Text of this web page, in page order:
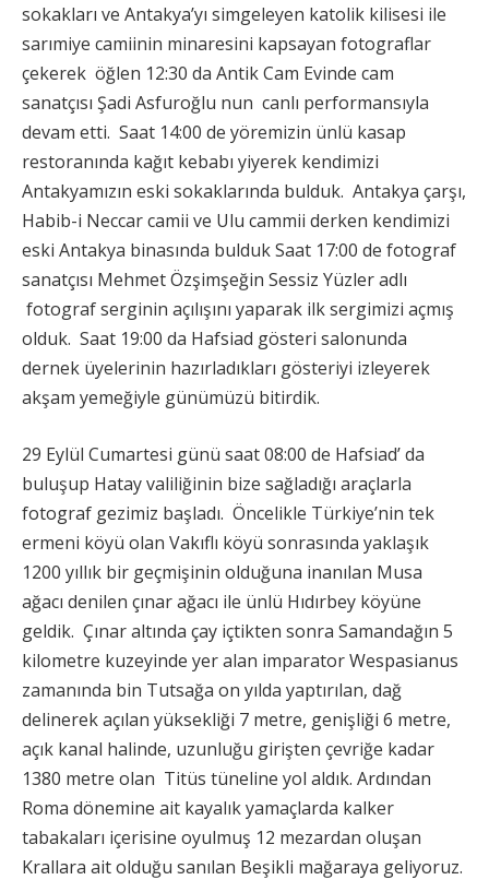
sokakları ve Antakya’yı simgeleyen katolik kilisesi ile
sarımiye camiinin minaresini kapsayan fotograflar
çekerek öğlen 12:30 da Antik Cam Evinde cam
sanatçısı Şadi Asfuroğlu nun canlı performansıyla
devam etti. Saat 14:00 de yöremizin ünlü kasap
restoranında kağıt kebabı yiyerek kendimizi
Antakyamızın eski sokaklarında bulduk. Antakya çarşı,
Habib-i Neccar camii ve Ulu cammii derken kendimizi
eski Antakya binasında bulduk Saat 17:00 de fotograf
sanatçısı Mehmet Özşimşeğin Sessiz Yüzler adlı
fotograf serginin açılışını yaparak ilk sergimizi açmış
olduk. Saat 19:00 da Hafsiad gösteri salonunda
dernek üyelerinin hazırladıkları gösteriyi izleyerek
akşam yemeğiyle günümüzü bitirdik.
29 Eylül Cumartesi günü saat 08:00 de Hafsiad’ da
buluşup Hatay valiliğinin bize sağladığı araçlarla
fotograf gezimiz başladı. Öncelikle Türkiye’nin tek
ermeni köyü olan Vakıflı köyü sonrasında yaklaşık
1200 yıllık bir geçmişinin olduğuna inanılan Musa
ağacı denilen çınar ağacı ile ünlü Hıdırbey köyüne
geldik. Çınar altında çay içtikten sonra Samandağın 5
kilometre kuzeyinde yer alan imparator Wespasianus
zamanında bin Tutsağa on yılda yaptırılan, dağ
delinerek açılan yüksekliği 7 metre, genişliği 6 metre,
açık kanal halinde, uzunluğu girişten çevriğe kadar
1380 metre olan Titüs tüneline yol aldık. Ardından
Roma dönemine ait kayalık yamaçlarda kalker
tabakaları içerisine oyulmuş 12 mezardan oluşan
Krallara ait olduğu sanılan Beşikli mağaraya geliyoruz.